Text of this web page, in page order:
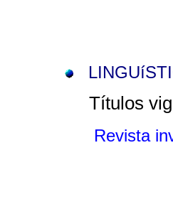
Títulos
Revista